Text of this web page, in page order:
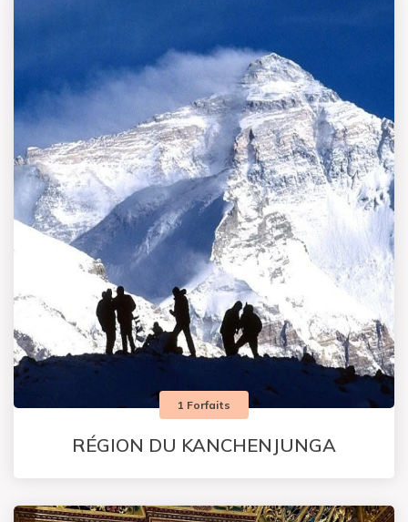
1 Forfaits
RÉGION DU KANCHENJUNGA